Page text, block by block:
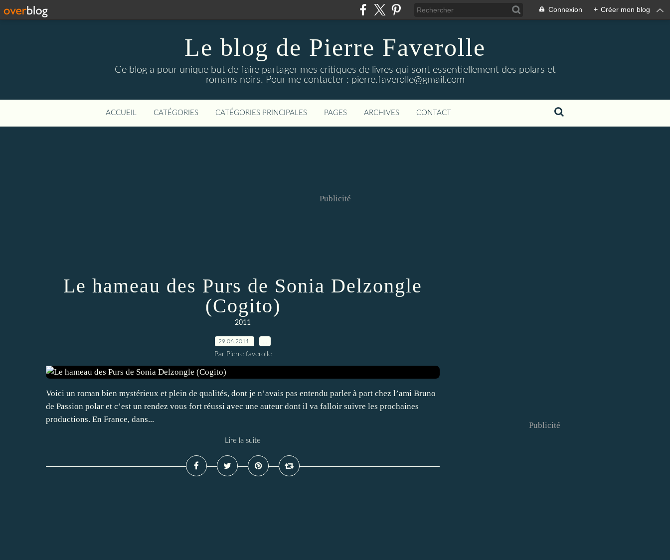
Connexion + Créer mon blog
Le blog de Pierre Faverolle
Ce blog a pour unique but de faire partager mes critiques de livres qui sont essentiellement des polars et
romans noirs. Pour me contacter : pierre.faverolle@gmail.com
ACCUEIL CATÉGORIES CATÉGORIES PRINCIPALES PAGES ARCHIVES CONTACT
Publicité
Le hameau des Purs de Sonia Delzongle
(Cogito)
2011
29.06.2011
Par Pierre faverolle
Voici un roman bien mystérieux et plein de qualités, dont je n’avais pas entendu parler à part chez l’ami Bruno
de Passion polar et c’est un rendez vous fort réussi avec une auteur dont il va falloir suivre les prochaines
productions. En France, dans...
Lire la suite
Publicité